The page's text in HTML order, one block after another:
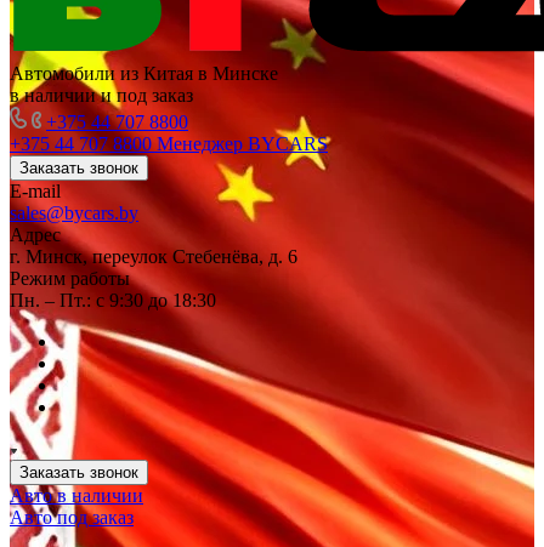
Автомобили из Китая в Минске
в наличии и под заказ
+375 44 707 8800
+375 44 707 8800 Менеджер BYCARS
Заказать звонок
E-mail
sales@bycars.by
Адрес
г. Минск, переулок Стебенёва, д. 6
Режим работы
Пн. – Пт.: с 9:30 до 18:30
Заказать звонок
Авто в наличии
Авто под заказ